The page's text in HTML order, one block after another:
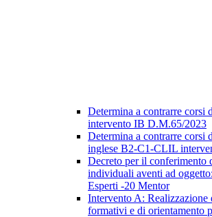
Determina a contrarre corsi
intervento IB D.M.65/2023
Determina a contrarre corsi
inglese B2-C1-CLIL
Decreto per il conferimento
individuali aventi ad
Esperti -20 Mentor
Intervento A: Realizzazione
formativi e di orientamento